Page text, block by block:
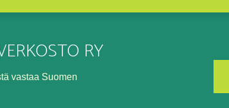
RY
vastaa Suomen